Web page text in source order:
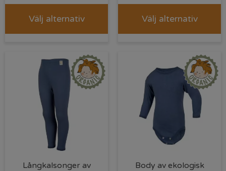
ursprungliga
priset
568 kr.
nuvarande
525 kr.
Välj alternativ Välj alternativ
Långkalsonger av
Body av ekologisk